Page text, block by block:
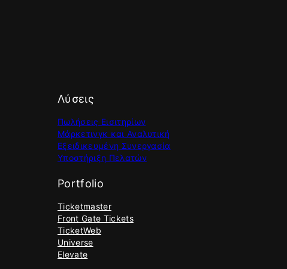
Λύσεις
Πωλήσεις Εισιτηρίων
Μάρκετινγκ και Αναλυτική
Εξειδικευμένη Συνεργασία
Υποστήριξη Πελατών
Portfolio
Ticketmaster
Front Gate Tickets
TicketWeb
Universe
Elevate